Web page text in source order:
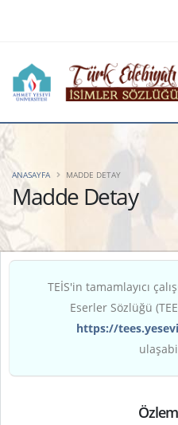
Madde Detay
ANASAYFA MADDE DETAY
TEİS'in tamamlayıcı
Eserler Sözlüğü
https://